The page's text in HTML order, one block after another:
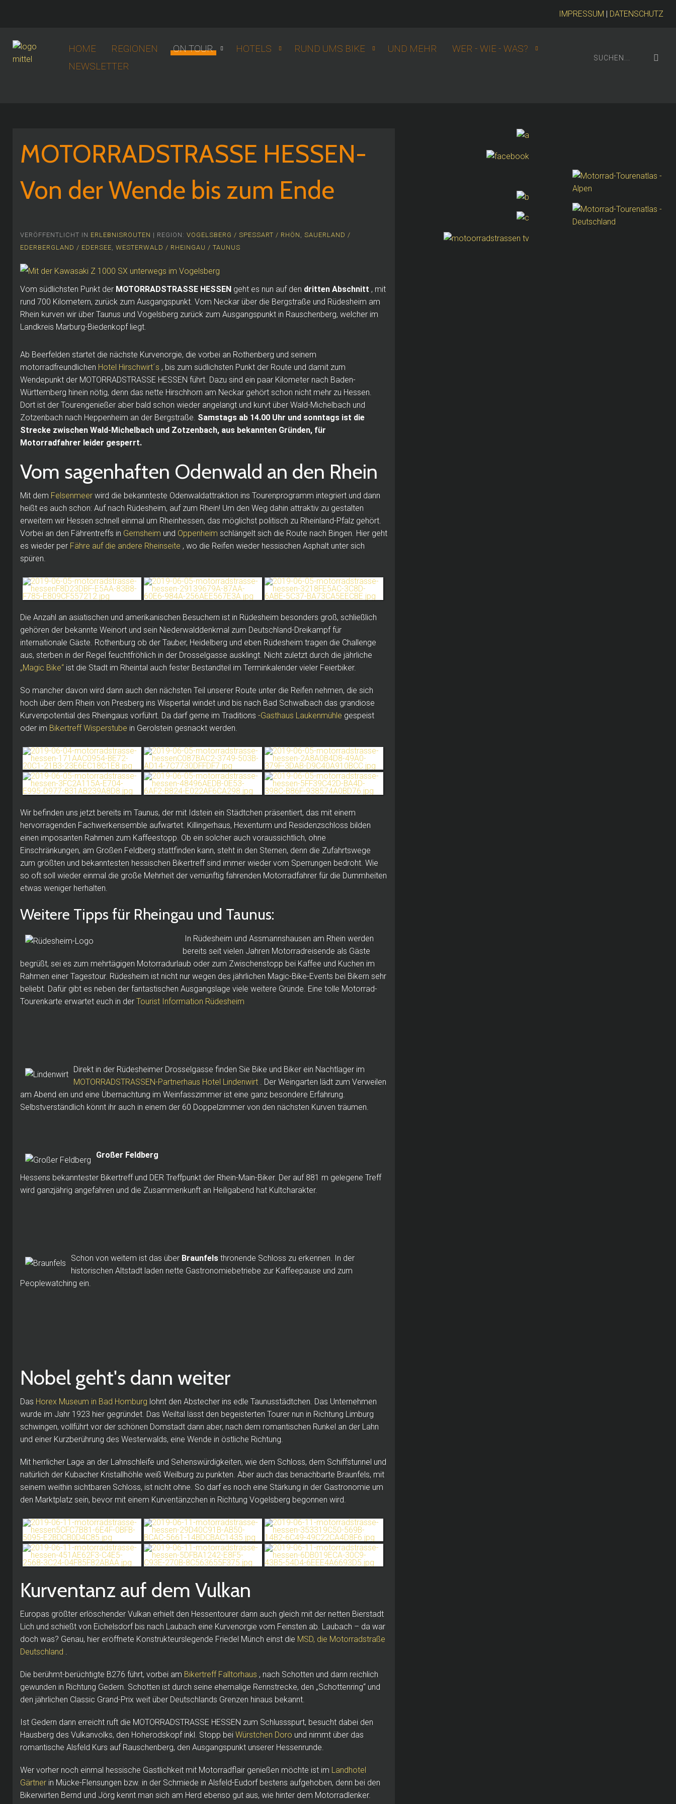
IMPRESSUM | DATENSCHUTZ
HOME REGIONEN ON TOUR HOTELS RUND UMS BIKE UND MEHR
WER - WIE - WAS?
NEWSLETTER
MOTORRADSTRASSE HESSEN-
Von der Wende bis zum Ende
VERÖFFENTLICHT IN ERLEBNISROUTEN | REGION: VOGELSBERG / SPESSART / RHÖN , SAUERLAND /
EDERBERGLAND / EDERSEE, WESTERWALD / RHEINGAU / TAUNUS
Vom südlichsten Punkt der MOTORRADSTRASSE HESSEN geht es nun auf den dritten Abschnitt , mit
rund 700 Kilometern, zurück zum Ausgangspunkt. Vom Neckar über die Bergstraße und Rüdesheim am
Rhein kurven wir über Taunus und Vogelsberg zurück zum Ausgangspunkt in Rauschenberg, welcher im
Landkreis Marburg-Biedenkopf liegt.
Ab Beerfelden startet die nächste Kurvenorgie, die vorbei an Rothenberg und seinem
motorradfreundlichen Hotel Hirschwirt´s , bis zum südlichsten Punkt der Route und damit zum
Wendepunkt der MOTORRADSTRASSE HESSEN führt. Dazu sind ein paar Kilometer nach Baden-
Württemberg hinein nötig, denn das nette Hirschhorn am Neckar gehört schon nicht mehr zu Hessen.
Dort ist der Tourengenießer aber bald schon wieder angelangt und kurvt über Wald-Michelbach und
Zotzenbach nach Heppenheim an der Bergstraße. Samstags ab 14.00 Uhr und sonntags ist die
Strecke zwischen Wald-Michelbach und Zotzenbach, aus bekannten Gründen, für
Motorradfahrer leider gesperrt.
Vom sagenhaften Odenwald an den Rhein
Mit dem Felsenmeer wird die bekannteste Odenwaldattraktion ins Tourenprogramm integriert und dann
heißt es auch schon: Auf nach Rüdesheim, auf zum Rhein! Um den Weg dahin attraktiv zu gestalten
erweitern wir Hessen schnell einmal um Rheinhessen, das möglichst politisch zu Rheinland-Pfalz gehört.
Vorbei an den Fährentreffs in Gernsheim und Oppenheim schlängelt sich die Route nach Bingen. Hier geht
es wieder per Fähre auf die andere Rheinseite , wo die Reifen wieder hessischen Asphalt unter sich
spüren.
Die Anzahl an asiatischen und amerikanischen Besuchern ist in Rüdesheim besonders groß, schließlich
gehören der bekannte Weinort und sein Niederwalddenkmal zum Deutschland-Dreikampf für
internationale Gäste. Rothenburg ob der Tauber, Heidelberg und eben Rüdesheim tragen die Challenge
aus, sterben in der Regel feuchtfröhlich in der Drosselgasse ausklingt. Nicht zuletzt durch die jährliche
„Magic Bike“ ist die Stadt im Rheintal auch fester Bestandteil im Terminkalender vieler Feierbiker.
So mancher davon wird dann auch den nächsten Teil unserer Route unter die Reifen nehmen, die sich
hoch über dem Rhein von Presberg ins Wispertal windet und bis nach Bad Schwalbach das grandiose
Kurvenpotential des Rheingaus vorführt. Da darf gerne im Traditions -Gasthaus Laukenmühle gespeist
oder im Bikertreff Wisperstube in Gerolstein gesnackt werden.
Wir befinden uns jetzt bereits im Taunus, der mit Idstein ein Städtchen präsentiert, das mit einem
hervorragenden Fachwerkensemble aufwartet. Killingerhaus, Hexenturm und Residenzschloss bilden
einen imposanten Rahmen zum Kaffeestopp. Ob ein solcher auch voraussichtlich, ohne
Einschränkungen, am Großen Feldberg stattfinden kann, steht in den Sternen, denn die Zufahrtswege
zum größten und bekanntesten hessischen Bikertreff sind immer wieder vom Sperrungen bedroht. Wie
so oft soll wieder einmal die große Mehrheit der vernünftig fahrenden Motorradfahrer für die Dummheiten
etwas weniger herhalten.
Weitere Tipps für Rheingau und Taunus:
In Rüdesheim und Assmannshausen am Rhein werden
bereits seit vielen Jahren Motorradreisende als Gäste
begrüßt, sei es zum mehrtägigen Motorradurlaub oder zum Zwischenstopp bei Kaffee und Kuchen im
Rahmen einer Tagestour. Rüdesheim ist nicht nur wegen des jährlichen Magic-Bike-Events bei Bikern sehr
beliebt. Dafür gibt es neben der fantastischen Ausgangslage viele weitere Gründe. Eine tolle Motorrad-
Tourenkarte erwartet euch in der Tourist Information Rüdesheim
Direkt in der Rüdesheimer Drosselgasse finden Sie Bike und Biker ein Nachtlager im
MOTORRADSTRASSEN-Partnerhaus Hotel Lindenwirt
Der Weingarten lädt zum Verweilen
am Abend ein und eine Übernachtung im Weinfasszimmer ist eine ganz besondere Erfahrung.
Selbstverständlich könnt ihr auch in einem der 60 Doppelzimmer von den nächsten Kurven träumen.
Großer Feldberg
Hessens bekanntester Bikertreff und DER Treffpunkt der Rhein-Main-Biker. Der auf 881 m gelegene Treff
wird ganzjährig angefahren und die Zusammenkunft an Heiligabend hat Kultcharakter.
Schon von weitem ist das über Braunfels thronende Schloss zu erkennen. In der
historischen Altstadt laden nette Gastronomiebetriebe zur Kaffeepause und zum
Peoplewatching ein.
Nobel geht's dann weiter
Das Horex Museum in Bad Homburg lohnt den Abstecher ins edle Taunusstädtchen. Das Unternehmen
wurde im Jahr 1923 hier gegründet. Das Weiltal lässt den begeisterten Tourer nun in Richtung Limburg
schwingen, vollführt vor der schönen Domstadt dann aber, nach dem romantischen Runkel an der Lahn
und einer Kurzberührung des Westerwalds, eine Wende in östliche Richtung.
Mit herrlicher Lage an der Lahnschleife und Sehenswürdigkeiten, wie dem Schloss, dem Schiffstunnel und
natürlich der Kubacher Kristallhöhle weiß Weilburg zu punkten. Aber auch das benachbarte Braunfels, mit
seinem weithin sichtbaren Schloss, ist nicht ohne. So darf es noch eine Stärkung in der Gastronomie um
den Marktplatz sein, bevor mit einem Kurventänzchen in Richtung Vogelsberg begonnen wird.
Kurventanz auf dem Vulkan
Europas größter erlöschender Vulkan erhielt den Hessentourer dann auch gleich mit der netten Bierstadt
Lich und schießt von Eichelsdorf bis nach Laubach eine Kurvenorgie vom Feinsten ab. Laubach – da war
doch was? Genau, hier eröffnete Konstrukteurslegende Friedel Münch einst die MSD, die Motorradstraße
Deutschland .
Die berühmt-berüchtigte B276 führt, vorbei am Bikertreff Falltorhaus , nach Schotten und dann reichlich
gewunden in Richtung Gedern. Schotten ist durch seine ehemalige Rennstrecke, den „Schottenring“ und
den jährlichen Classic Grand-Prix weit über Deutschlands Grenzen hinaus bekannt.
Ist Gedern dann erreicht ruft die MOTORRADSTRASSE HESSEN zum Schlussspurt, besucht dabei den
Hausberg des Vulkanvolks, den Hoherodskopf inkl. Stopp bei Würstchen Doro und nimmt über das
romantische Alsfeld Kurs auf Rauschenberg, den Ausgangspunkt unserer Hessenrunde.
Wer vorher noch einmal hessische Gastlichkeit mit Motorradflair genießen möchte ist im Landhotel
Gärtner in Mücke-Flensungen bzw. in der Schmiede in Alsfeld-Eudorf bestens aufgehoben, denn bei den
Bikerwirten Bernd und Jörg kennt man sich am Herd ebenso gut aus, wie hinter dem Motorradlenker.